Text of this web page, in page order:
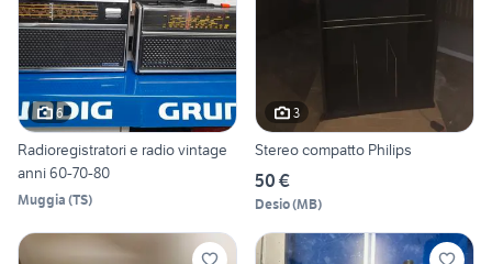
6
Radioregistratori e radio vintage
anni 60-70-80
Muggia (TS)
3
Stereo compatto Philips
50 €
Desio(MB)